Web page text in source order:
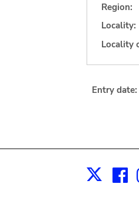
Region:
Locality:
Locality
Entry date:
X